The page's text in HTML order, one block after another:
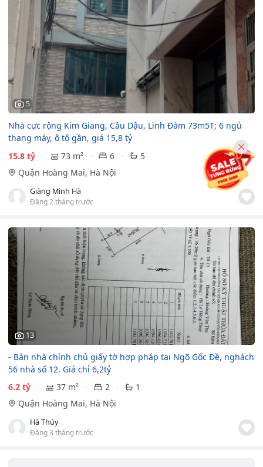
5
Nhà cực rộng Kim Giang, Cầu Dậu, Linh Đàm 73m5T; 6 ngủ
thang máy, ô tô gần, giá 15,8 tỷ
15.8 tỷ
73 m² 6
5
Quận Hoàng Mai, Hà Nội
Giàng Minh Hà
Đăng 2 tháng trước
13
- Bán nhà chính chủ giấy tờ hợp pháp tại Ngõ Gốc Đề, nghách
56 nhà số 12. Giá chỉ 6,2tỷ
6.2 tỷ
37 m² 2
1
Quận Hoàng Mai, Hà Nội
Hà Thúy
Đăng 3 tháng trước